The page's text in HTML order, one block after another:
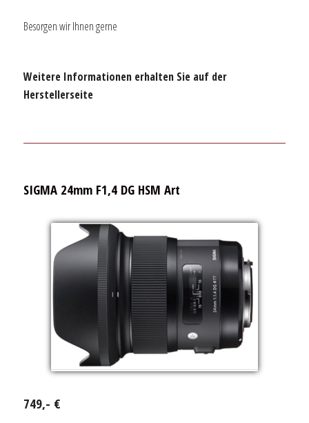
Besorgen wir Ihnen gerne
Weitere Informationen erhalten Sie auf der
Herstellerseite
SIGMA 24mm F1,4 DG HSM Art
749,- €